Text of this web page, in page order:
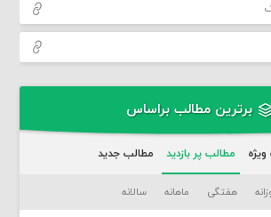
برترین مطالب براساس
مطالب پر بازدید مطالب جدید
هفتگی ماهانه سالانه